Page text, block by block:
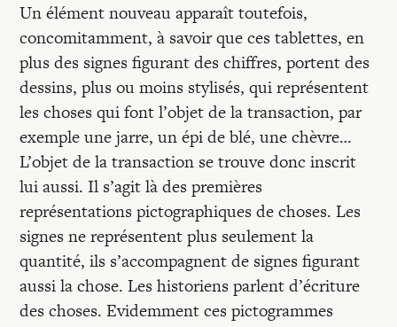
Un élément nouveau apparaît toutefois,
concomitamment, à savoir que ces tablettes, en
plus des signes figurant des chiffres, portent des
dessins, plus ou moins stylisés, qui représentent
les choses qui font l’objet de la transaction, par
exemple une jarre, un épi de blé, une chèvre…
L’objet de la transaction se trouve donc inscrit
lui aussi. Il s’agit là des premières
représentations pictographiques de choses. Les
signes ne représentent plus seulement la
quantité, ils s’accompagnent de signes figurant
aussi la chose. Les historiens parlent d’écriture
des choses. Evidemment ces pictogrammes